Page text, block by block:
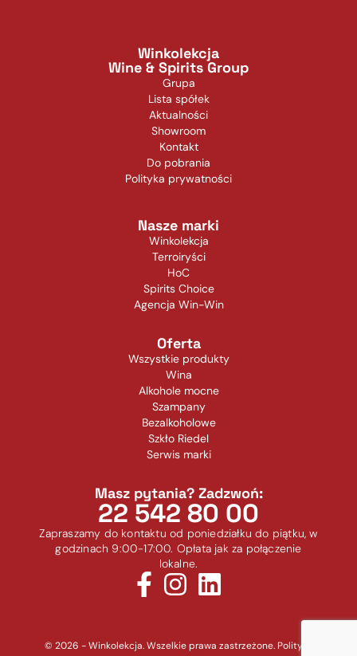
Winkolekcja
Wine & Spirits Group
Grupa
Lista spółek
Aktualności
Showroom
Kontakt
Do pobrania
Polityka prywatności
Nasze marki
Winkolekcja
Terroiryści
HoC
Spirits Choice
Agencja Win-Win
Oferta
Wszystkie produkty
Wina
Alkohole mocne
Szampany
Bezalkoholowe
Szkło Riedel
Serwis marki
Masz pytania? Zadzwoń:
22 542 80 00
Zapraszamy do kontaktu od poniedziałku do piątku, w
godzinach 9:00-17:00. Opłata jak za połączenie
lokalne.
© 2026 - Winkolekcja. Wszelkie prawa zastrzeżone. Polityka